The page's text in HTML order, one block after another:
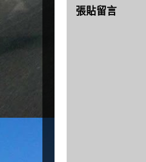
張貼留言